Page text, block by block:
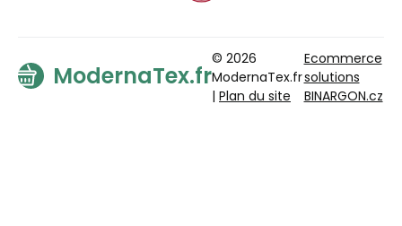
ModernaTex.fr
© 2026
ModernaTex.fr
| Plan du site
Ecommerce
solutions
BINARGON.cz